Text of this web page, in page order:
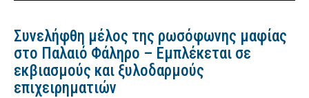
Συνελήφθη μέλος της ρωσόφωνης μαφίας
στο Παλαιό Φάληρο – Εμπλέκεται σε
εκβιασμούς και ξυλοδαρμούς
επιχειρηματιών